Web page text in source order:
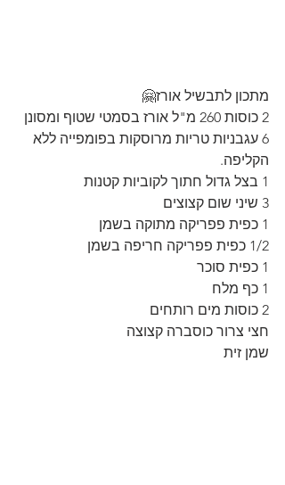
מתכון לתבשיל אורז🤗
2 כוסות 260 מ"ל אורז בסמטי שטוף ומסונן
6 עגבניות טריות מרוסקות בפומפייה ללא
הקליפה.
1 בצל גדול חתוך לקוביות קטנות
3 שיני שום קצוצים
1 כפית פפריקה מתוקה בשמן
1/2 כפית פפריקה חריפה בשמן
1 כפית סוכר
1 כף מלח
2 כוסות מים רותחים
חצי צרור כוסברה קצוצה
שמן זית